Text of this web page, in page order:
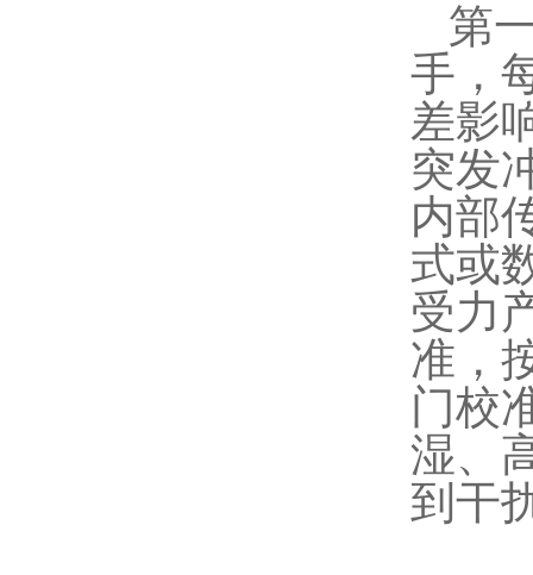
第
手，
差影
突发
内部
式或
受力
准，
门校
湿、
到干